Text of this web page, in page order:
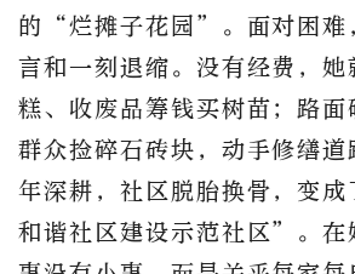
的“烂摊子花园”。面对困难
言和一刻退缩。没有经费，
糕、收废品筹钱买树苗；路
群众捡碎石砖块，动手修缮道
年深耕，社区脱胎换骨，变
和谐社区建设示范社区”。在